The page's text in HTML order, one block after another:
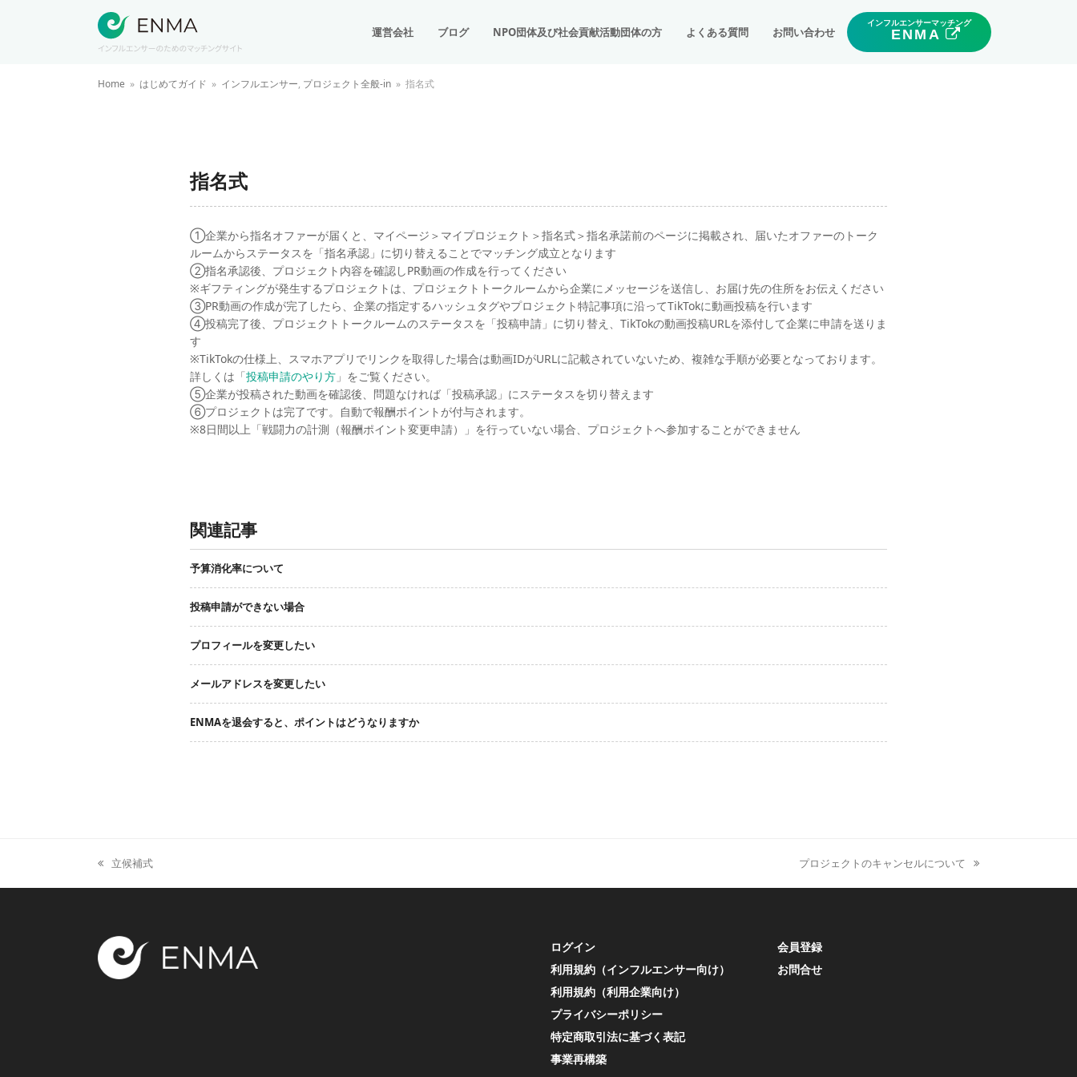
運営会社 ブログ NPO団体及び社会貢献活動団体の方 よくある質問 お問い合わせ
インフルエンサーマッチング
ENMA
Home » はじめてガイド » インフルエンサー, プロジェクト全般-in » 指名式
指名式
①企業から指名オファーが届くと、マイページ＞マイプロジェクト＞指名式＞指名承諾前のページに掲載され、届いたオファーのトーク
ルームからステータスを「指名承認」に切り替えることでマッチング成立となります
②指名承認後、プロジェクト内容を確認しPR動画の作成を行ってください
※ギフティングが発生するプロジェクトは、プロジェクトトークルームから企業にメッセージを送信し、お届け先の住所をお伝えください
③PR動画の作成が完了したら、企業の指定するハッシュタグやプロジェクト特記事項に沿ってTikTokに動画投稿を行います
④投稿完了後、プロジェクトトークルームのステータスを「投稿申請」に切り替え、TikTokの動画投稿URLを添付して企業に申請を送りま
す
※TikTokの仕様上、スマホアプリでリンクを取得した場合は動画IDがURLに記載されていないため、複雑な手順が必要となっております。
詳しくは「投稿申請のやり方 」をご覧ください。
⑤企業が投稿された動画を確認後、問題なければ「投稿承認」にステータスを切り替えます
⑥プロジェクトは完了です。自動で報酬ポイントが付与されます。
※8日間以上「戦闘力の計測（報酬ポイント変更申請）」を行っていない場合、プロジェクトへ参加することができません
関連記事
予算消化率について
投稿申請ができない場合
プロフィールを変更したい
メールアドレスを変更したい
ENMAを退会すると、ポイントはどうなりますか
previous
post:
立候補式
next
post:
プロジェクトのキャンセルについて
ログイン
利用規約（インフルエンサー向け）
利用規約（利用企業向け）
プライバシーポリシー
特定商取引法に基づく表記
事業再構築
会員登録
お問合せ